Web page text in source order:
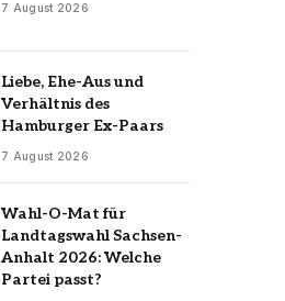
7 August 2026
Liebe, Ehe-Aus und
Verhältnis des
Hamburger Ex-Paars
7 August 2026
Wahl-O-Mat für
Landtagswahl Sachsen-
Anhalt 2026: Welche
Partei passt?